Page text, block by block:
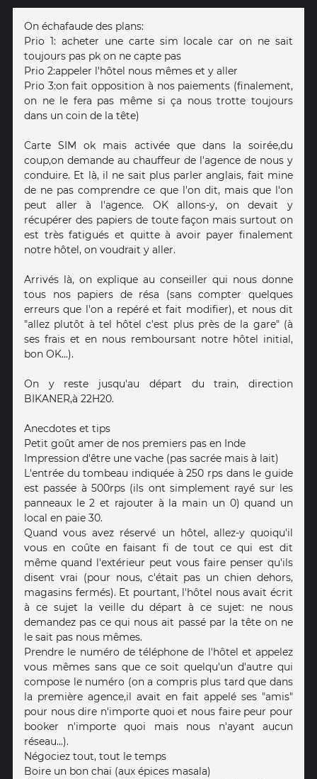
On échafaude des plans:
Prio 1: acheter une carte sim locale car on ne sait
toujours pas pk on ne capte pas
Prio 2:appeler l'hôtel nous mêmes et y aller
Prio 3:on fait opposition à nos paiements (finalement,
on ne le fera pas même si ça nous trotte toujours
dans un coin de la tête)
Carte SIM ok mais activée que dans la soirée,du
coup,on demande au chauffeur de l'agence de nous y
conduire. Et là, il ne sait plus parler anglais, fait mine
de ne pas comprendre ce que l'on dit, mais que l'on
peut aller à l'agence. OK allons-y, on devait y
récupérer des papiers de toute façon mais surtout on
est très fatigués et quitte à avoir payer finalement
notre hôtel, on voudrait y aller.
Arrivés là, on explique au conseiller qui nous donne
tous nos papiers de résa (sans compter quelques
erreurs que l'on a repéré et fait modifier), et nous dit
"allez plutôt à tel hôtel c'est plus près de la gare" (à
ses frais et en nous remboursant notre hôtel initial,
bon OK...).
On y reste jusqu'au départ du train, direction
BIKANER,à 22H20.
Anecdotes et tips
Petit goût amer de nos premiers pas en Inde
Impression d'être une vache (pas sacrée mais à lait)
L'entrée du tombeau indiquée à 250 rps dans le guide
est passée à 500rps (ils ont simplement rayé sur les
panneaux le 2 et rajouter à la main un 0) quand un
local en paie 30.
Quand vous avez réservé un hôtel, allez-y quoiqu'il
vous en coûte en faisant fi de tout ce qui est dit
même quand l'extérieur peut vous faire penser qu'ils
disent vrai (pour nous, c'était pas un chien dehors,
magasins fermés). Et pourtant, l'hôtel nous avait écrit
à ce sujet la veille du départ à ce sujet: ne nous
demandez pas ce qui nous ait passé par la tête on ne
le sait pas nous mêmes.
Prendre le numéro de téléphone de l'hôtel et appelez
vous mêmes sans que ce soit quelqu'un d'autre qui
compose le numéro (on a compris plus tard que dans
la première agence,il avait en fait appelé ses "amis"
pour nous dire n'importe quoi et nous faire peur pour
booker n'importe quoi mais nous n'ayant aucun
réseau...).
Négociez tout, tout le temps
Boire un bon chaï (aux épices masala)